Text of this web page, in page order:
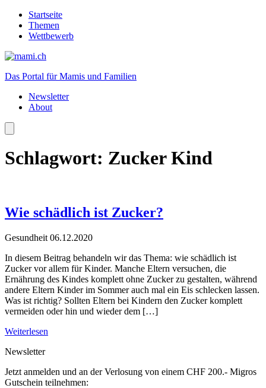
Startseite
Themen
Wettbewerb
Das Portal für Mamis und Familien
Newsletter
About
Schlagwort: Zucker Kind
Wie schädlich ist Zucker?
Gesundheit 06.12.2020
In diesem Beitrag behandeln wir das Thema: wie schädlich ist
Zucker vor allem für Kinder. Manche Eltern versuchen, die
Ernährung des Kindes komplett ohne Zucker zu gestalten, während
andere Eltern Kinder im Sommer auch mal ein Eis schlecken lassen.
Was ist richtig? Sollten Eltern bei Kindern den Zucker komplett
vermeiden oder hin und wieder dem […]
Weiterlesen
Newsletter
Jetzt anmelden und an der Verlosung von einem CHF 200.- Migros
Gutschein teilnehmen: